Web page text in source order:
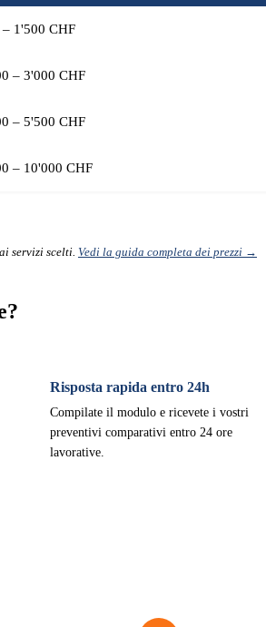
– 1'500 CHF
– 3'000 CHF
– 5'500 CHF
– 10'000 CHF
servizi scelti. Vedi la guida completa dei prezzi →
Risposta rapida entro 24h
Compilate il modulo e ricevete i vostri
preventivi comparativi entro 24 ore
lavorative.